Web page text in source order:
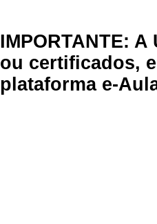
IMPORTANTE:
ou certificados,
plataforma e-